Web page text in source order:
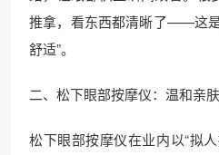
推拿，看东西都清晰了——这
舒适”。
二、松下眼部按摩仪：温和亲
松下眼部按摩仪在业内以“拟